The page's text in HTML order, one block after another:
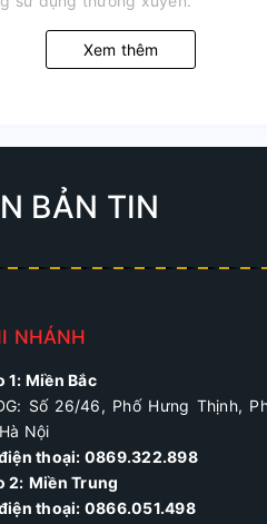
Xem thêm
BẢN TIN
NHÁNH
1: Miền Bắc
Số 26/46, Phố Hưng Thịnh,
Nội
thoại: 0869.322.898
2: Miền Trung
thoại: 0866.051.498